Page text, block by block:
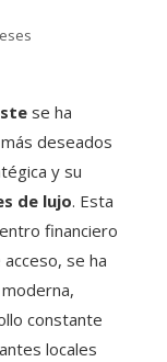
se ha
deseados
y su
de lujo. Esta
financiero
se ha
constante
locales